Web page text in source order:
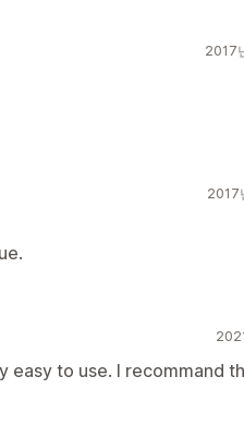
2017
2017
easy to use. I recommand